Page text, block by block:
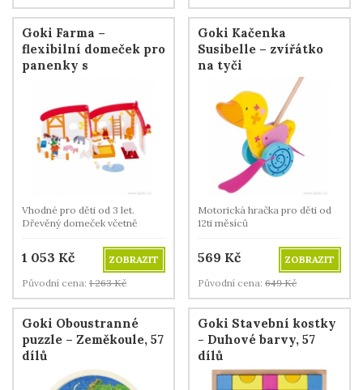
Goki Farma –
flexibilní domeček pro
panenky s
Vhodné pro děti od 3 let.
Dřevěný domeček včetně
1 053 Kč
ZOBRAZIT
Původní cena: 1 263 Kč
Goki Kačenka
Susibelle – zvířátko
na tyči
Motorická hračka pro děti od
12ti měsíců
569 Kč
ZOBRAZIT
Původní cena: 649 Kč
Goki Oboustranné
puzzle – Zeměkoule, 57
dílů
Goki Stavební kostky
- Duhové barvy, 57
dílů